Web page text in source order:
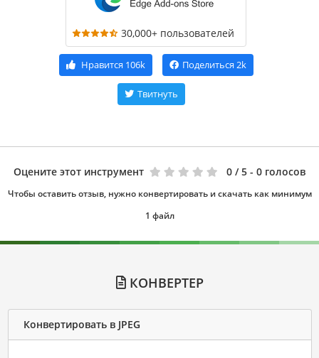
30,000+ пользователей
Нравится 106k Поделиться 2k
Твитнуть
Оцените этот инструмент 0 / 5 - 0 голосов
Чтобы оставить отзыв, нужно конвертировать и скачать как минимум
1 файл
КОНВЕРТЕР
Конвертировать в JPEG